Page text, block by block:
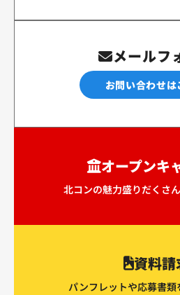
メールフ
お問い合わせは
オープンキ
北コンの魅力盛りだくさ
資料請
パンフレットや応募書類